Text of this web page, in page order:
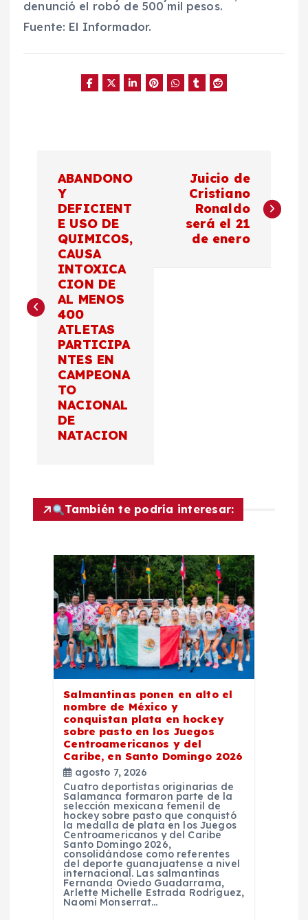
denunció el robo de 500 mil pesos.
Fuente: El Informador.
g
d
ABANDONO
Y
DEFICIENT
E USO DE
QUIMICOS,
CAUSA
INTOXICA
CION DE
AL MENOS
400
ATLETAS
PARTICIPA
NTES EN
CAMPEONA
TO
NACIONAL
DE
NATACION
Juicio de
Cristiano
Ronaldo
será el 21
de enero
También te podría interesar:
Salmantinas ponen en alto el
nombre de México y
conquistan plata en hockey
sobre pasto en los Juegos
Centroamericanos y del
Caribe, en Santo Domingo 2026
agosto 7, 2026
Cuatro deportistas originarias de
Salamanca formaron parte de la
selección mexicana femenil de
hockey sobre pasto que conquistó
la medalla de plata en los Juegos
Centroamericanos y del Caribe
Santo Domingo 2026,
consolidándose como referentes
del deporte guanajuatense a nivel
internacional. Las salmantinas
Fernanda Oviedo Guadarrama,
Arlette Michelle Estrada Rodríguez,
Naomi Monserrat…